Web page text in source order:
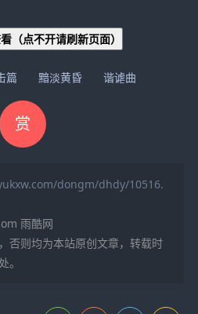
（点不开请刷新页面）
篇 黯淡黄昏 谐谑曲
赏
dongm/dhdy/10516.
雨酷网
否则均为本站原创文章，转载时
。